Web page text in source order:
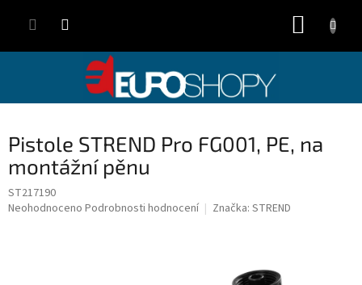
Pistole STREND Pro FG001, PE, na
montážní pěnu
ST217190
Průměrné
Neohodnoceno Podrobnosti hodnocení Značka: STREND